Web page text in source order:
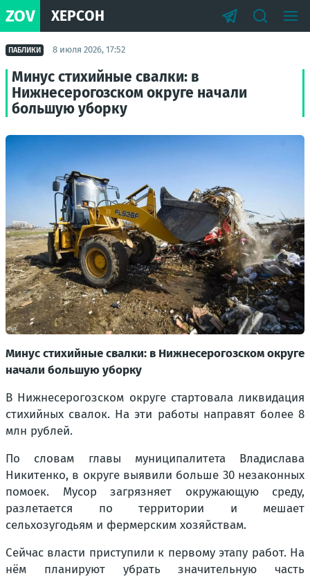
ZOV ХЕРСОН
ПАБЛИКИ 8 июля 2026, 17:52
Минус стихийные свалки: в
Нижнесерогозском округе начали
большую уборку
Минус стихийные свалки: в Нижнесерогозском округе
начали большую уборку
В Нижнесерогозском округе стартовала ликвидация
стихийных свалок. На эти работы направят более 8
млн рублей.
По словам главы муниципалитета Владислава
Никитенко, в округе выявили больше 30 незаконных
помоек. Мусор загрязняет окружающую среду,
разлетается по территории и мешает
сельхозугодьям и фермерским хозяйствам.
Сейчас власти приступили к первому этапу работ. На
нём планируют убрать значительную часть